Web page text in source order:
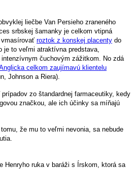
liečbe Van Persieho zraneného
srbskej šamanky je celkom vtipná
roztok z konskej placenty do
je to veľmi atraktívna predstava,
intenzívnym čuchovým zážitkom. No zdá
celkom zaujímavú klientelu
Johnson a Riera).
zo štandardnej farmaceutiky, kedy
značkou, ale ich účinky sa míňajú
tomu, že mu to veľmi nevonia, sa nebude
Henryho ruka v baráži s Írskom, ktorá sa